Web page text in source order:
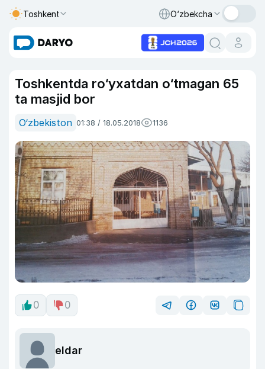
Toshkent O‘zbekcha
Toshkentda ro‘yxatdan o‘tmagan 65
ta masjid bor
O‘zbekiston 01:38 / 18.05.2018 1136
0 0
eldar